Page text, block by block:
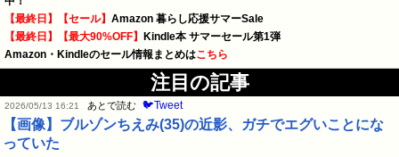
【最終日】【セール】 Amazon 暮らし応援サマーSale
【最終日】【最大90%OFF】 Kindle本 サマーセール第1弾
Amazon・Kindleのセール情報まとめはこちら
注目の記事
2026/05/13 16:21 あとで読む 🐦Tweet
【画像】ブルゾンちえみ(35)の近影、ガチでエグいことにな
っていた